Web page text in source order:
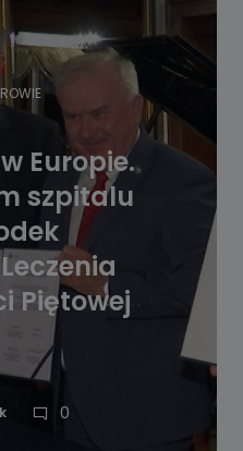
Europie.
szpitalu
Piętowej
0